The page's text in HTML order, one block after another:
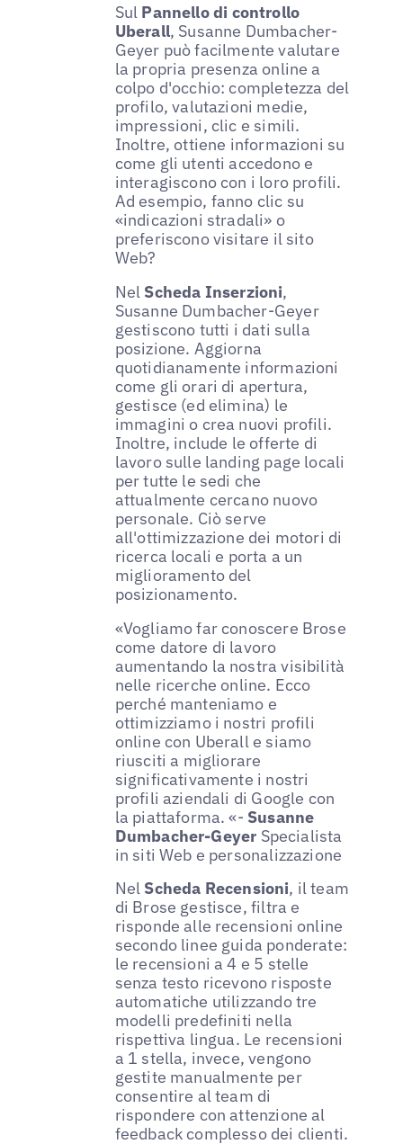
Sul Pannello di controllo
Uberall, Susanne Dumbacher-
Geyer può facilmente valutare
la propria presenza online a
colpo d'occhio: completezza del
profilo, valutazioni medie,
impressioni, clic e simili.
Inoltre, ottiene informazioni su
come gli utenti accedono e
interagiscono con i loro profili.
Ad esempio, fanno clic su
«indicazioni stradali» o
preferiscono visitare il sito
Web?
Nel Scheda Inserzioni,
Susanne Dumbacher-Geyer
gestiscono tutti i dati sulla
posizione. Aggiorna
quotidianamente informazioni
come gli orari di apertura,
gestisce (ed elimina) le
immagini o crea nuovi profili.
Inoltre, include le offerte di
lavoro sulle landing page locali
per tutte le sedi che
attualmente cercano nuovo
personale. Ciò serve
all'ottimizzazione dei motori di
ricerca locali e porta a un
miglioramento del
posizionamento.
«Vogliamo far conoscere Brose
come datore di lavoro
aumentando la nostra visibilità
nelle ricerche online. Ecco
perché manteniamo e
ottimizziamo i nostri profili
online con Uberall e siamo
riusciti a migliorare
significativamente i nostri
profili aziendali di Google con
la piattaforma. «- Susanne
Dumbacher-Geyer Specialista
in siti Web e personalizzazione
Nel Scheda Recensioni, il team
di Brose gestisce, filtra e
risponde alle recensioni online
secondo linee guida ponderate:
le recensioni a 4 e 5 stelle
senza testo ricevono risposte
automatiche utilizzando tre
modelli predefiniti nella
rispettiva lingua. Le recensioni
a 1 stella, invece, vengono
gestite manualmente per
consentire al team di
rispondere con attenzione al
feedback complesso dei clienti.